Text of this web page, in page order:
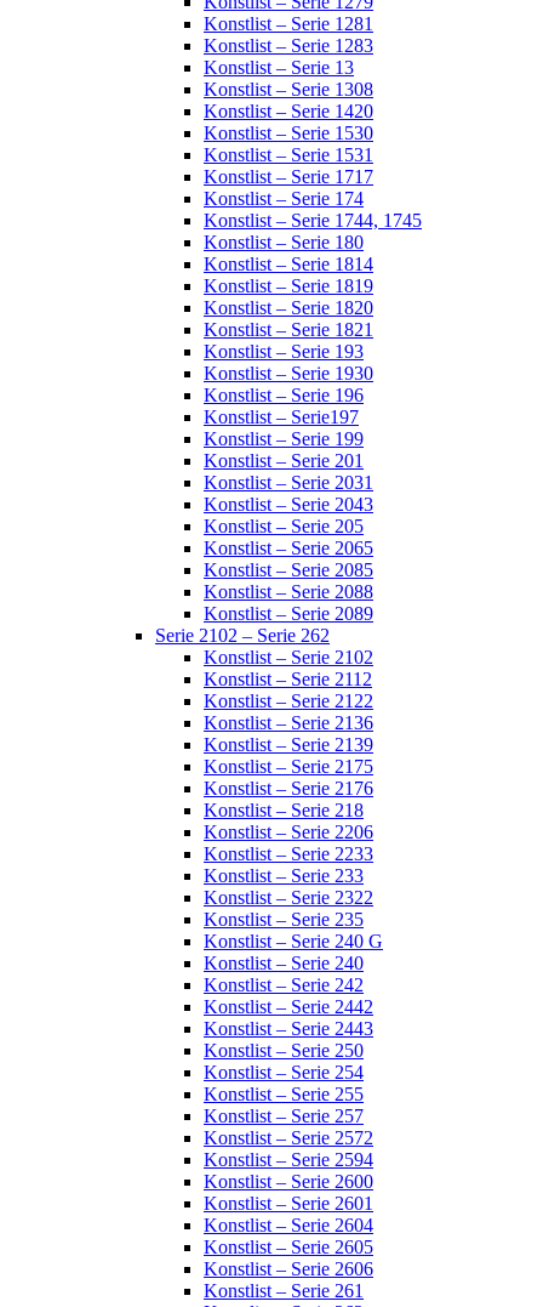
Konstlist – Serie 1281
Konstlist – Serie 1283
Konstlist – Serie 13
Konstlist – Serie 1308
Konstlist – Serie 1420
Konstlist – Serie 1530
Konstlist – Serie 1531
Konstlist – Serie 1717
Konstlist – Serie 174
Konstlist – Serie 1744, 1745
Konstlist – Serie 180
Konstlist – Serie 1814
Konstlist – Serie 1819
Konstlist – Serie 1820
Konstlist – Serie 1821
Konstlist – Serie 193
Konstlist – Serie 1930
Konstlist – Serie 196
Konstlist – Serie197
Konstlist – Serie 199
Konstlist – Serie 201
Konstlist – Serie 2031
Konstlist – Serie 2043
Konstlist – Serie 205
Konstlist – Serie 2065
Konstlist – Serie 2085
Konstlist – Serie 2088
Konstlist – Serie 2089
Serie 2102 – Serie 262
Konstlist – Serie 2102
Konstlist – Serie 2112
Konstlist – Serie 2122
Konstlist – Serie 2136
Konstlist – Serie 2139
Konstlist – Serie 2175
Konstlist – Serie 2176
Konstlist – Serie 218
Konstlist – Serie 2206
Konstlist – Serie 2233
Konstlist – Serie 233
Konstlist – Serie 2322
Konstlist – Serie 235
Konstlist – Serie 240 G
Konstlist – Serie 240
Konstlist – Serie 242
Konstlist – Serie 2442
Konstlist – Serie 2443
Konstlist – Serie 250
Konstlist – Serie 254
Konstlist – Serie 255
Konstlist – Serie 257
Konstlist – Serie 2572
Konstlist – Serie 2594
Konstlist – Serie 2600
Konstlist – Serie 2601
Konstlist – Serie 2604
Konstlist – Serie 2605
Konstlist – Serie 2606
Konstlist – Serie 261